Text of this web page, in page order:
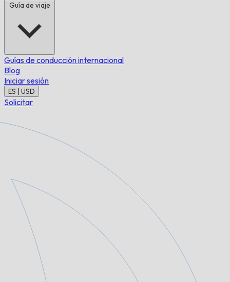
Guía de viaje
Guías de conducción internacional
Blog
Iniciar sesión
ES | USD
Solicitar